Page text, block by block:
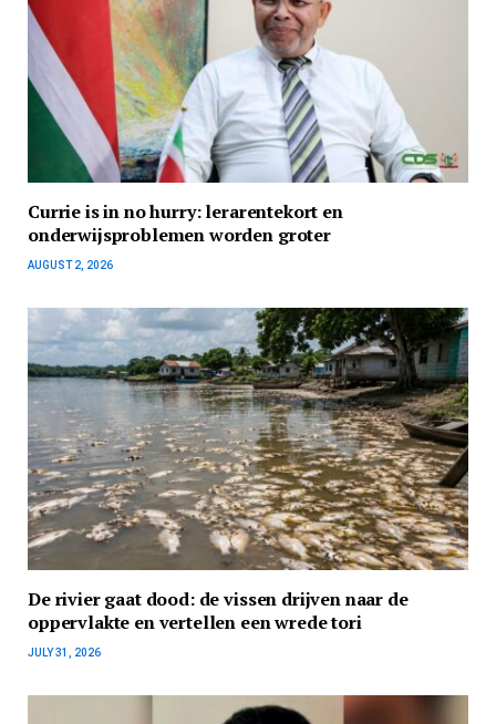
Currie is in no hurry: lerarentekort en
onderwijsproblemen worden groter
AUGUST 2, 2026
De rivier gaat dood: de vissen drijven naar de
oppervlakte en vertellen een wrede tori
JULY 31, 2026